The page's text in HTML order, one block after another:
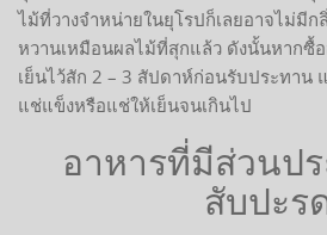
ไม้ที่วางจำหน่ายในยุโรปก็เลยอาจไม่มี
หวานเหมือนผลไม้ที่สุกแล้ว ดังนั้นหากซื้
เย็นไว้สัก 2 – 3 สัปดาห์ก่อนรับประทาน
แช่แข็งหรือแช่ให้เย็นจนเกินไป
อาหารที่มีส่วนป
สับปะร